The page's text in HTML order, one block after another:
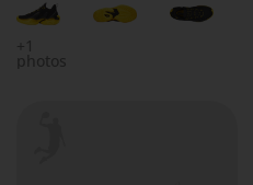
+1
photos